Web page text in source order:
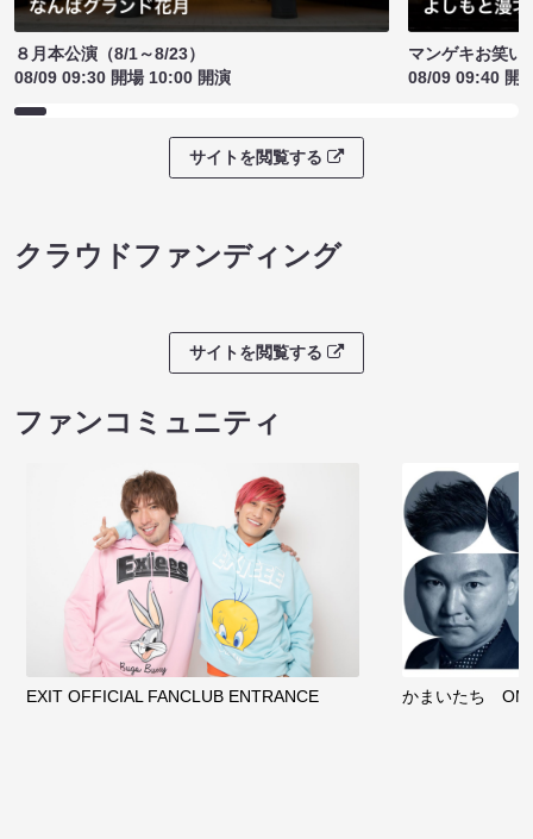
８月本公演（8/1～8/23）
08/09 09:30 開場 10:00 開演
マンゲキお笑い
08/09 09:40 開
サイトを閲覧する
クラウドファンディング
サイトを閲覧する
ファンコミュニティ
EXIT OFFICIAL FANCLUB ENTRANCE かまいたち